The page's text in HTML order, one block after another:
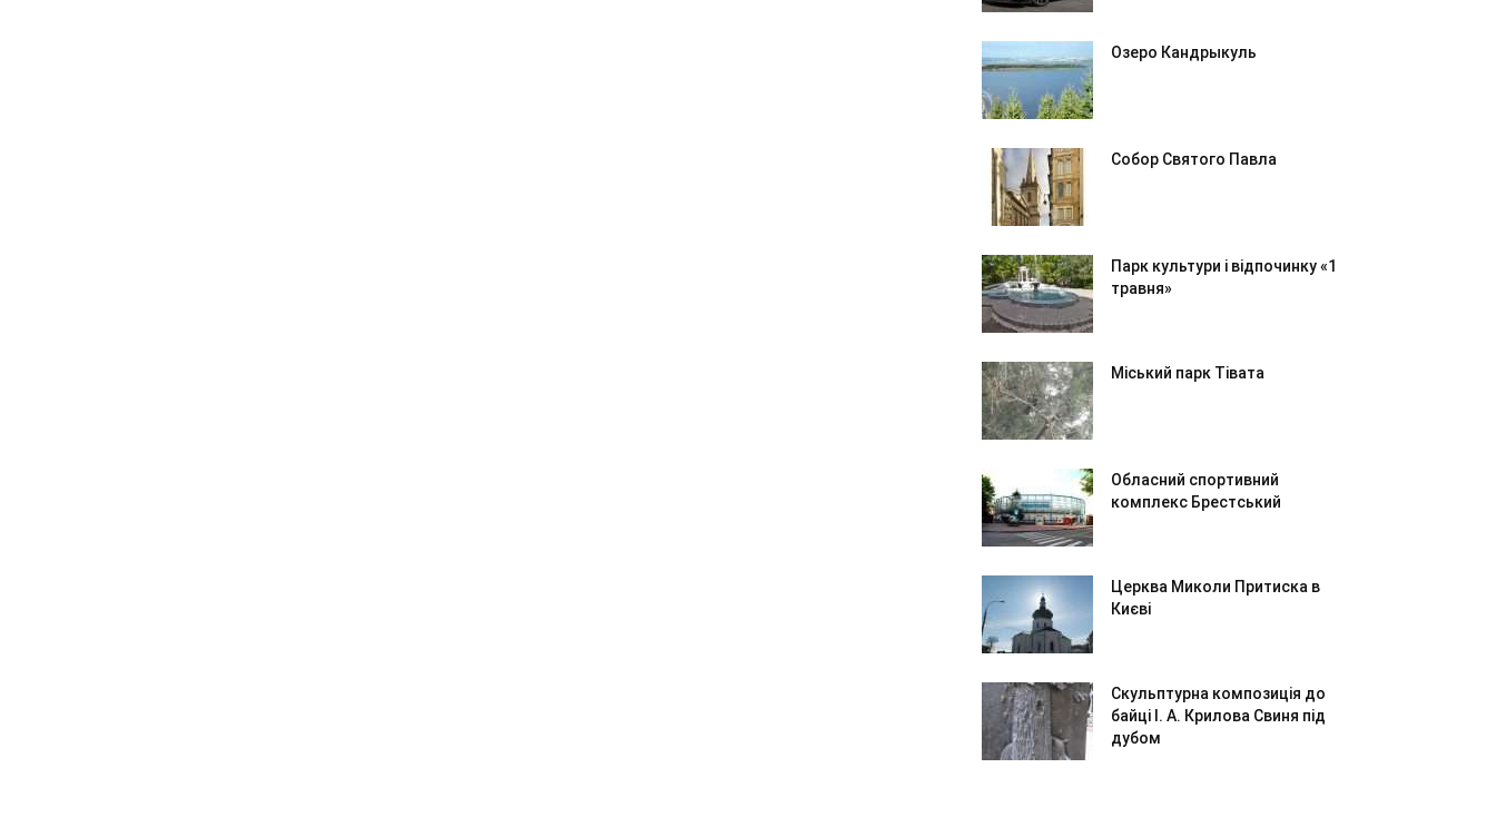
Озеро Кандрыкуль
Собор Святого Павла
Парк культури і відпочинку «1
травня»
Міський парк Тівата
Обласний спортивний
комплекс Брестський
Церква Миколи Притиска в
Києві
Скульптурна композиція до
байці І. А. Крилова Свиня під
дубом